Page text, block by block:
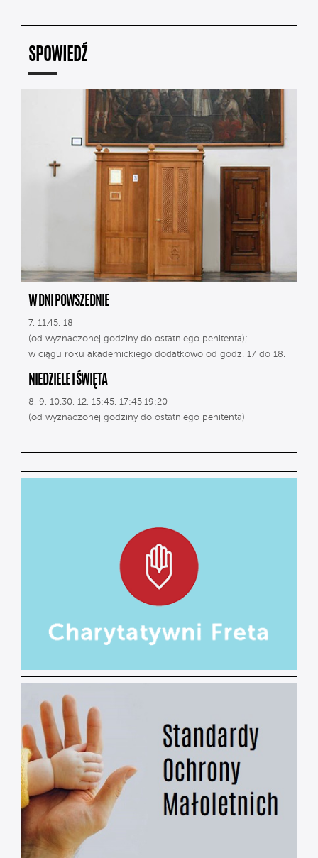
SPOWIEDŹ
W DNI POWSZEDNIE
7, 11.45, 18
(od wyznaczonej godziny do ostatniego penitenta);
w ciągu roku akademickiego dodatkowo od godz. 17 do 18.
NIEDZIELE I ŚWIĘTA
8, 9, 10.30, 12, 15:45, 17:45,19:20
(od wyznaczonej godziny do ostatniego penitenta)